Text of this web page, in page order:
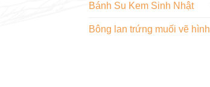
Bánh Su Kem Sinh Nhật
Bông lan trứng muối vẽ hình